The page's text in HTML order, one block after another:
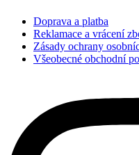
Doprava a platba
Reklamace a vrácení
Zásady ochrany
Všeobecné obchodní